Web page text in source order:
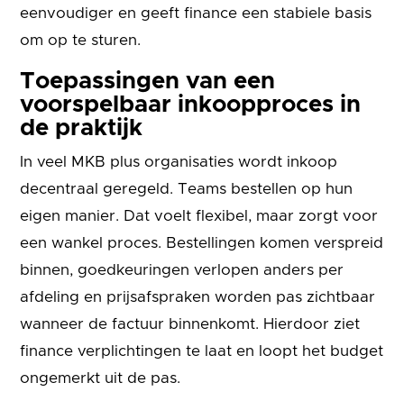
eenvoudiger en geeft finance een stabiele basis
om op te sturen.
Toepassingen van een
voorspelbaar inkoopproces in
de praktijk
In veel MKB plus organisaties wordt inkoop
decentraal geregeld. Teams bestellen op hun
eigen manier. Dat voelt flexibel, maar zorgt voor
een wankel proces. Bestellingen komen verspreid
binnen, goedkeuringen verlopen anders per
afdeling en prijsafspraken worden pas zichtbaar
wanneer de factuur binnenkomt. Hierdoor ziet
finance verplichtingen te laat en loopt het budget
ongemerkt uit de pas.